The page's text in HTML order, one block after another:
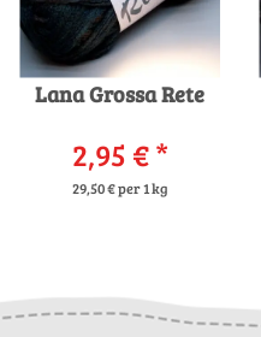
Lana Grossa Rete
2,95 €*
29,50 € per 1 kg